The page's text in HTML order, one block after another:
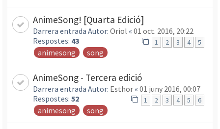
AnimeSong! [Quarta Edició]
Darrera entrada Autor: Oriol « 01 oct. 2016, 20:22
Respostes: 43 1 2 3 4 5
animesong song
AnimeSong - Tercera edició
Darrera entrada Autor: Esthor « 01 juny 2016, 00:07
Respostes: 52 1 2 3 4 5 6
animesong song